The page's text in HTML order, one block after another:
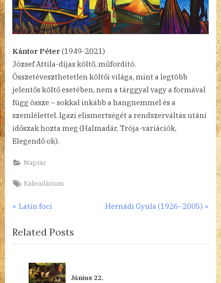
Kántor Péter (1949-2021)
József Attila-díjas költő, műfordító.
Összetéveszthetetlen költői világa, mint a legtöbb
jelentős költő esetében, nem a tárggyal vagy a formával
függ össze – sokkal inkább a hangnemmel és a
szemlélettel. Igazi elismertségét a rendszerváltás utáni
időszak hozta meg (Halmadár, Trója-variációk,
Elegendő ok).
Naptár
Tags:
Kalendárium
Bejegyzés
navigáció
P
e
v
Latin foci
N
t
Hernádi Gyula (1926–2005)
Related Posts
Június 22.